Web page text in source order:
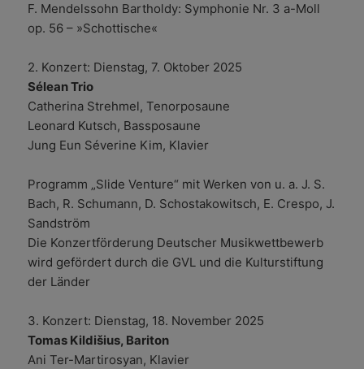
F. Mendelssohn Bartholdy: Symphonie Nr. 3 a-Moll
op. 56 – »Schottische«
2. Konzert: Dienstag, 7. Oktober 2025
Sélean Trio
Catherina Strehmel, Tenorposaune
Leonard Kutsch, Bassposaune
Jung Eun Séverine Kim, Klavier
Programm „Slide Venture“ mit Werken von u. a. J. S.
Bach, R. Schumann, D. Schostakowitsch, E. Crespo, J.
Sandström
Die Konzertförderung Deutscher Musikwettbewerb
wird gefördert durch die GVL und die Kulturstiftung
der Länder
3. Konzert: Dienstag, 18. November 2025
Tomas Kildišius, Bariton
Ani Ter-Martirosyan, Klavier